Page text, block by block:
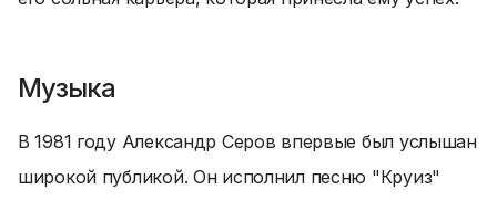
Музыка
В 1981 году Александр Серов впервые был услышан
широкой публикой. Он исполнил песню "Круиз"